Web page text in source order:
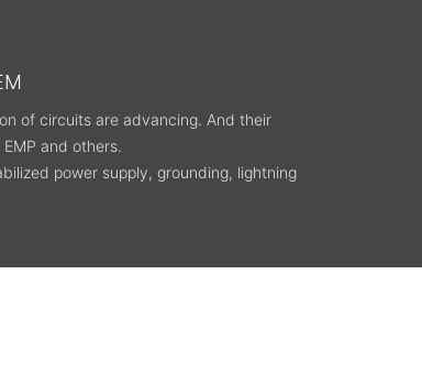
of circuits are advancing. And their
and others.
power supply, grounding, lightning